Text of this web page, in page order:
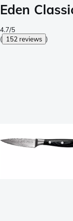
Eden
4.7/5
( 152 reviews )